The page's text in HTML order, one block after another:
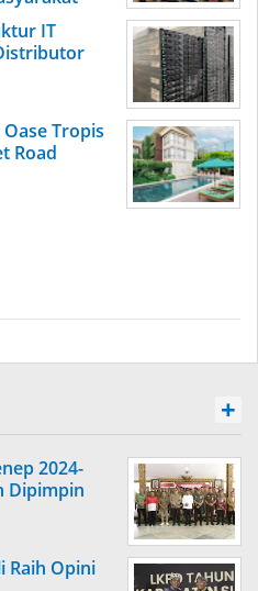
IT
Tropis
Road
+
2024-
Dipimpin
Raih Opini